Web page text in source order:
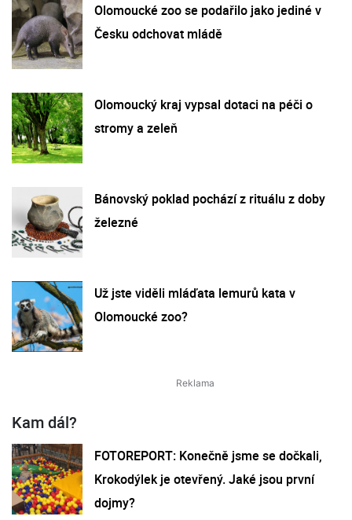
Olomoucké zoo se podařilo jako jediné v
Česku odchovat mládě
Olomoucký kraj vypsal dotaci na péči o
stromy a zeleň
Bánovský poklad pochází z rituálu z doby
železné
Už jste viděli mláďata lemurů kata v
Olomoucké zoo?
Kam dál?
FOTOREPORT: Konečně jsme se dočkali,
Krokodýlek je otevřený. Jaké jsou první
dojmy?